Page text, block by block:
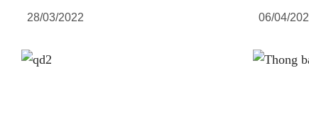
28/03/2022 06/04/